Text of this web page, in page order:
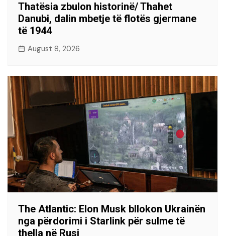
Thatësia zbulon historinë/ Thahet
Danubi, dalin mbetje të flotës gjermane
të 1944
August 8, 2026
The Atlantic: Elon Musk bllokon Ukrainën
nga përdorimi i Starlink për sulme të
thella në Rusi